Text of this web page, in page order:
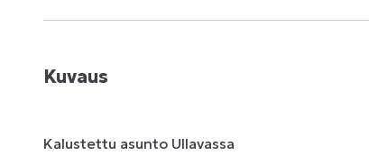
Kuvaus
Kalustettu asunto Ullavassa